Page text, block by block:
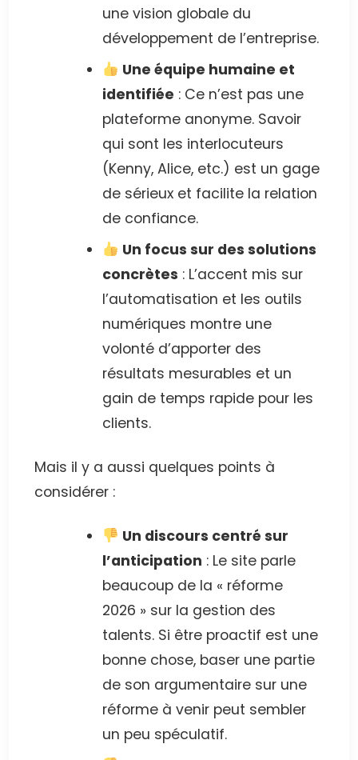
une vision globale du
développement de l’entreprise.
Une équipe humaine et
identifiée : Ce n’est pas une
plateforme anonyme. Savoir
qui sont les interlocuteurs
(Kenny, Alice, etc.) est un gage
de sérieux et facilite la relation
de confiance.
Un focus sur des solutions
concrètes : L’accent mis sur
l’automatisation et les outils
numériques montre une
volonté d’apporter des
résultats mesurables et un
gain de temps rapide pour les
clients.
Mais il y a aussi quelques points à
considérer :
Un discours centré sur
l’anticipation : Le site parle
beaucoup de la « réforme
2026 » sur la gestion des
talents. Si être proactif est une
bonne chose, baser une partie
de son argumentaire sur une
réforme à venir peut sembler
un peu spéculatif.